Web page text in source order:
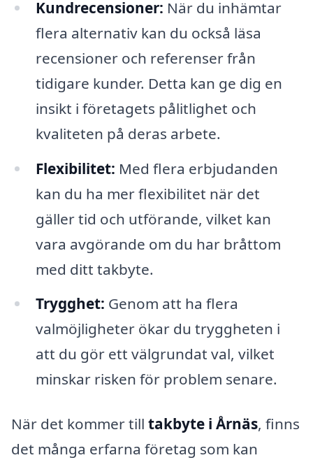
Kundrecensioner: När du inhämtar
flera alternativ kan du också läsa
recensioner och referenser från
tidigare kunder. Detta kan ge dig en
insikt i företagets pålitlighet och
kvaliteten på deras arbete.
Flexibilitet: Med flera erbjudanden
kan du ha mer flexibilitet när det
gäller tid och utförande, vilket kan
vara avgörande om du har bråttom
med ditt takbyte.
Trygghet: Genom att ha flera
valmöjligheter ökar du tryggheten i
att du gör ett välgrundat val, vilket
minskar risken för problem senare.
När det kommer till takbyte i Årnäs, finns
det många erfarna företag som kan